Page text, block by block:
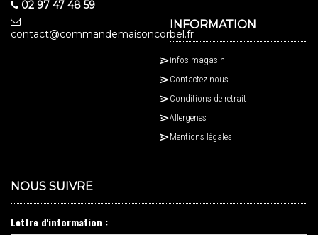
02 97 47 48 59
contact@commandemaisoncorbel.fr
INFORMATION
infos magasin
Contactez nous
Conditions de retrait
Allergènes
Mentions légales
NOUS SUIVRE
Lettre d'information :